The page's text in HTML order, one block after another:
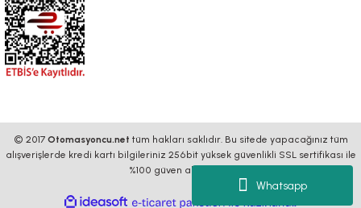
Whatsapp
© 2017 Otomasyoncu.net tüm hakları saklıdır. Bu sitede yapacağınız tüm
alışverişlerde kredi kartı bilgileriniz 256bit yüksek güvenlikli SSL sertifikası ile
%100 güven altındadır.
ideasoft